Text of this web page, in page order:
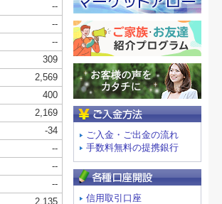
ご入金・ご出金の流れ
手数料無料の提携銀行
信用取引口座